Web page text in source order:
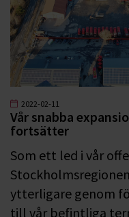
2022-02-11
Vår snabba
fortsätter
Som ett led i vår
ytterligare genom
till vår befintliga